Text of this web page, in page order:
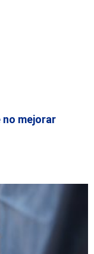
no mejorar